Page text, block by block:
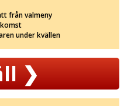
från valmeny
under kvällen
❯